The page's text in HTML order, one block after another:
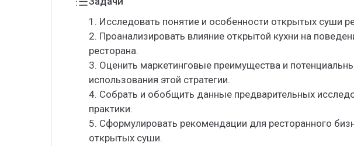
1. Исследовать понятие и особенности открытых суши
2. Проанализировать влияние открытой кухни на
ресторана.
3. Оценить маркетинговые преимущества и
использования этой стратегии.
4. Собрать и обобщить данные предварительных
практики.
5. Сформулировать рекомендации для ресторанного
открытых суши.